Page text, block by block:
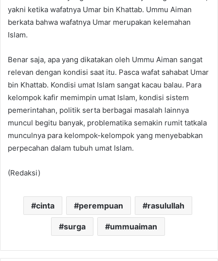
yakni ketika wafatnya Umar bin Khattab. Ummu Aiman
berkata bahwa wafatnya Umar merupakan kelemahan
Islam.
Benar saja, apa yang dikatakan oleh Ummu Aiman sangat
relevan dengan kondisi saat itu. Pasca wafat sahabat Umar
bin Khattab. Kondisi umat Islam sangat kacau balau. Para
kelompok kafir memimpin umat Islam, kondisi sistem
pemerintahan, politik serta berbagai masalah lainnya
muncul begitu banyak, problematika semakin rumit tatkala
munculnya para kelompok-kelompok yang menyebabkan
perpecahan dalam tubuh umat Islam.
(Redaksi)
cinta perempuan rasulullah
surga ummuaiman